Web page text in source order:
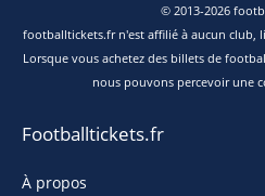
© 2013-2026
footballtickets.fr n'est affilié à aucun club,
Lorsque vous achetez des billets de
nous pouvons percevoir une
Footballtickets.fr
À propos